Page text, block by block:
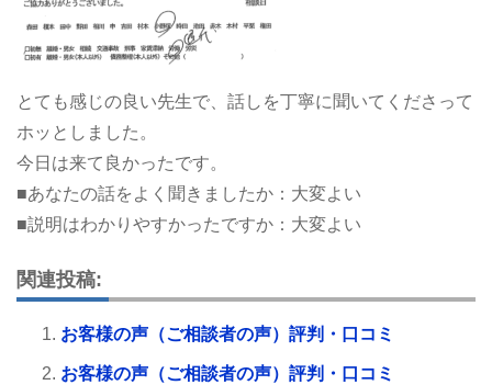
とても感じの良い先生で、話しを丁寧に聞いてくださって
ホッとしました。
今日は来て良かったです。
■あなたの話をよく聞きましたか：大変よい
■説明はわかりやすかったですか：大変よい
関連投稿:
お客様の声（ご相談者の声）評判・口コミ
お客様の声（ご相談者の声）評判・口コミ